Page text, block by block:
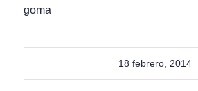
goma
18 febrero, 2014